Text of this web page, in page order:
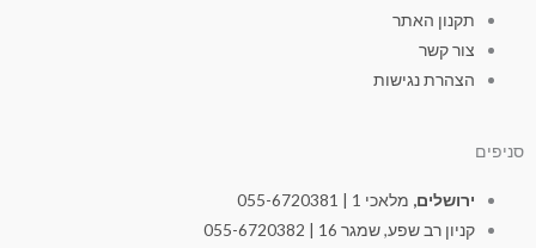
תקנון האתר
צור קשר
הצהרת נגישות
סניפים
ירושלים,מלאכי 1 | 055-6720381
קניון רב שפע, שמגר 16 | 055-6720382